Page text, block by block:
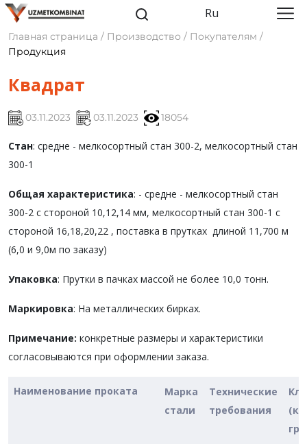
Ru
Главная страница / Производство / Покупателям /
Продукция
Квадрат
03.11.2023 03.11.2023 18054
Стан: средне - мелкосортный стан 300-2, мелкосортный стан
300-1
Общая характеристика: - средне - мелкосортный стан
300-2 с стороной 10,12,14 мм, мелкосортный стан 300-1 с
стороной 16,18,20,22 , поставка в прутках длиной 11,700 м
(6,0 и 9,0м по заказу)
Упаковка: Прутки в пачках массой не более 10,0 тонн.
Маркировка: На металлических бирках.
Примечание: конкретные размеры и характеристики
согласовываются при оформлении заказа.
Наименование проката
Марка
стали
Технические
требования